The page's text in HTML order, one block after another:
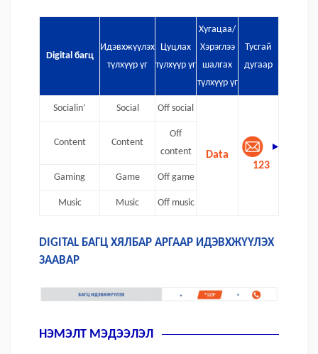
Digital багц
Идэвхжүүлэх
түлхүүр үг
Цуцлах
түлхүүр үг
Хугацаа/
Хэрэглээ
шалгах
түлхүүр үг
Тусгай
дугаар
Socialin’ Social Off social
Data
123
Content Content
Off
content
Gaming Game Off game
Music Music Off music
DIGITAL БАГЦ ХЯЛБАР АРГААР ИДЭВХЖҮҮЛЭХ
ЗААВАР
НЭМЭЛТ МЭДЭЭЛЭЛ